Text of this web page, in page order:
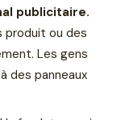
publicitaire.
produit ou des
Les gens
des panneaux